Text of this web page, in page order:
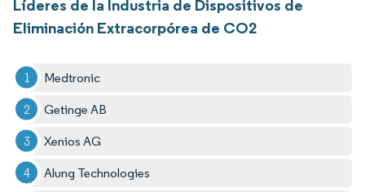
Líderes de la Industria de Dispositivos de
Eliminación Extracorpórea de CO2
Medtronic
Getinge AB
Xenios AG
Alung Technologies